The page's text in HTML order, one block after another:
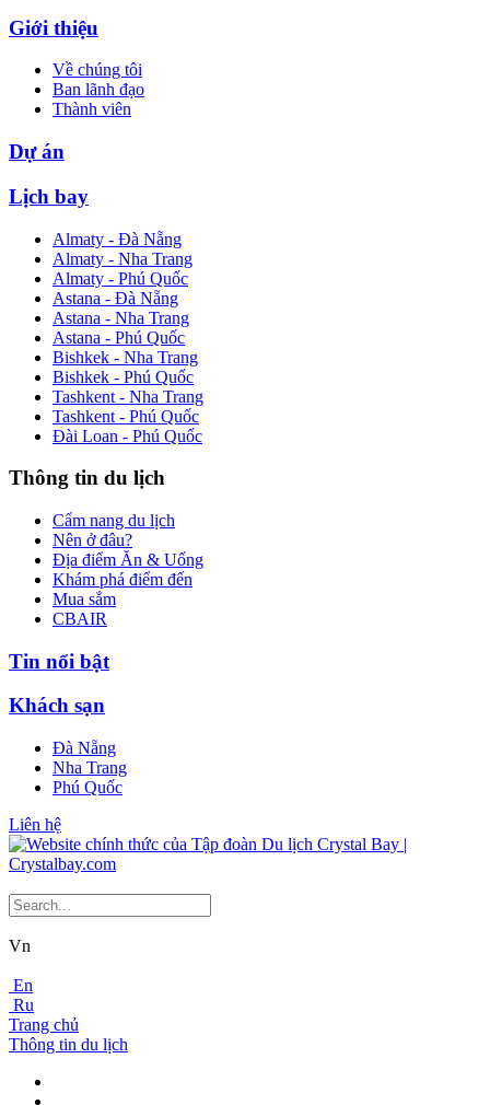
Giới thiệu
Về chúng tôi
Ban lãnh đạo
Thành viên
Dự án
Lịch bay
Almaty - Đà Nẵng
Almaty - Nha Trang
Almaty - Phú Quốc
Astana - Đà Nẵng
Astana - Nha Trang
Astana - Phú Quốc
Bishkek - Nha Trang
Bishkek - Phú Quốc
Tashkent - Nha Trang
Tashkent - Phú Quốc
Đài Loan - Phú Quốc
Thông tin du lịch
Cẩm nang du lịch
Nên ở đâu?
Địa điểm Ăn & Uống
Khám phá điểm đến
Mua sắm
CBAIR
Tin nổi bật
Khách sạn
Đà Nẵng
Nha Trang
Phú Quốc
Liên hệ
Vn
En
Ru
Trang chủ
Thông tin du lịch